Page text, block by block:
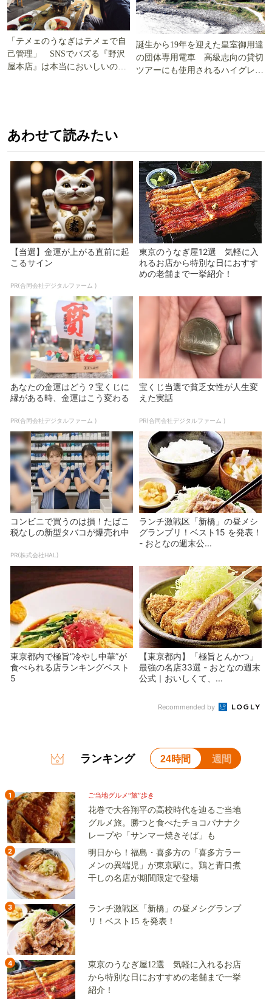
「テメェのうなぎはテメェで自
己管理」 SNSでバズる『野沢
屋本店』は本当においしいの
誕生から19年を迎えた皇室御用達
の団体専用電車 高級志向の貸切
ツアーにも使用されるハイグレー
あわせて読みたい
【当選】金運が上がる直前に起
こるサイン
PR(合同会社デジタルファーム )
東京のうなぎ屋12選 気軽に入
れるお店から特別な日におすす
めの老舗まで一挙紹介！
あなたの金運はどう？宝くじに
縁がある時、金運はこう変わる
PR(合同会社デジタルファーム )
宝くじ当選で貧乏女性が人生変
えた実話
PR(合同会社デジタルファーム )
コンビニで買うのは損！たばこ
税なしの新型タバコが爆売れ中
PR(株式会社HAL)
ランチ激戦区「新橋」の昼メシ
グランプリ！ベスト15 を発表！
- おとなの週末公...
東京都内で極旨”冷やし中華”が
食べられる店ランキングベスト
5
【東京都内】「極旨とんかつ」
最強の名店33選 - おとなの週末
公式｜おいしくて、...
Recommended by
ランキング 24時間 週間
1 ご当地グルメ“旅”歩き
花巻で大谷翔平の高校時代を辿るご当地
グルメ旅。勝つと食べたチョコバナナク
レープや「サンマー焼きそば」も
2
明日から！福島・喜多方の「喜多方ラー
メンの異端児」が東京駅に。鶏と青口煮
干しの名店が期間限定で登場
3
ランチ激戦区「新橋」の昼メシグランプ
リ！ベスト15 を発表！
4
東京のうなぎ屋12選 気軽に入れるお店
から特別な日におすすめの老舗まで一挙
紹介！